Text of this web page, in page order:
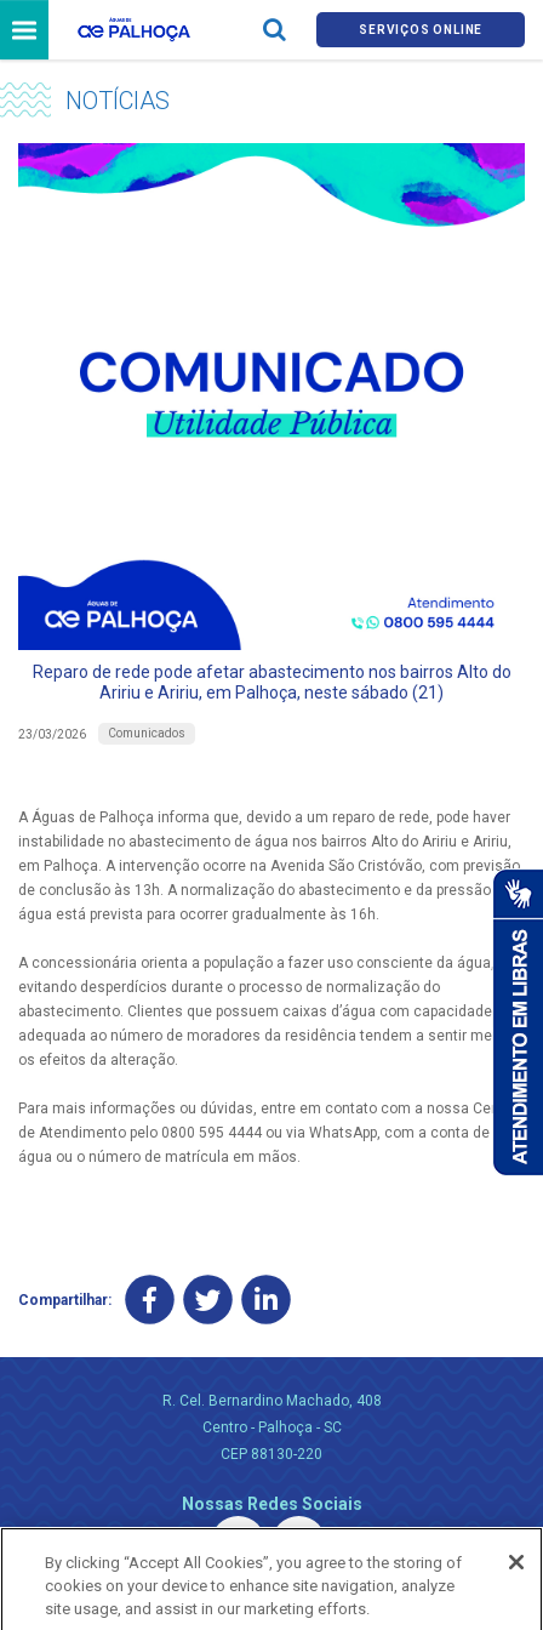
SERVIÇOS ONLINE
NOTÍCIAS
Reparo de rede pode afetar abastecimento nos bairros Alto do
Aririu e Aririu, em Palhoça, neste sábado (21)
23/03/2026 Comunicados
A Águas de Palhoça informa que, devido a um reparo de rede, pode haver
instabilidade no abastecimento de água nos bairros Alto do Aririu e Aririu,
em Palhoça. A intervenção ocorre na Avenida São Cristóvão, com previsão
de conclusão às 13h. A normalização do abastecimento e da pressão da
água está prevista para ocorrer gradualmente às 16h.
A concessionária orienta a população a fazer uso consciente da água,
evitando desperdícios durante o processo de normalização do
abastecimento. Clientes que possuem caixas d’água com capacidade
adequada ao número de moradores da residência tendem a sentir menos
os efeitos da alteração.
Para mais informações ou dúvidas, entre em contato com a nossa Central
de Atendimento pelo 0800 595 4444 ou via WhatsApp, com a conta de
água ou o número de matrícula em mãos.
Compartilhar:
R. Cel. Bernardino Machado, 408
Centro - Palhoça - SC
CEP 88130-220
Nossas Redes Sociais
By clicking “Accept All Cookies”, you agree to the storing of
cookies on your device to enhance site navigation, analyze
site usage, and assist in our marketing efforts.